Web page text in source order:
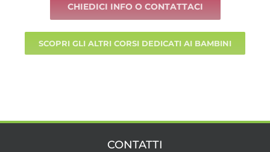
CHIEDICI INFO O CONTATTACI
SCOPRI GLI ALTRI CORSI DEDICATI AI BAMBINI
CONTATTI